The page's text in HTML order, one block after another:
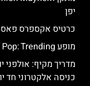
יפן
כרטיס אקספרס פאס
מופע Power of Pop: Trending ביוניברסל יפן
מדריך מקיף: אולפני
כניסה אלקטרוני חד